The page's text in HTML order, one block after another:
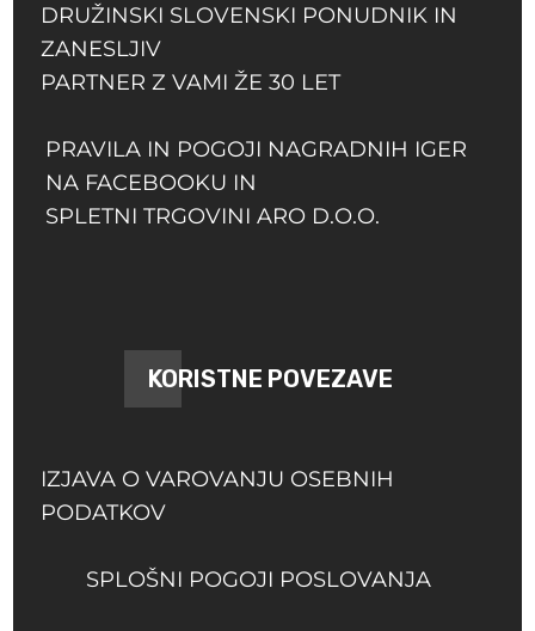
DRUŽINSKI SLOVENSKI PONUDNIK IN
ZANESLJIV
PARTNER Z VAMI ŽE 30 LET
PRAVILA IN POGOJI NAGRADNIH IGER
NA FACEBOOKU IN
SPLETNI TRGOVINI ARO D.O.O.
KORISTNE POVEZAVE
IZJAVA O VAROVANJU OSEBNIH
PODATKOV
SPLOŠNI POGOJI POSLOVANJA